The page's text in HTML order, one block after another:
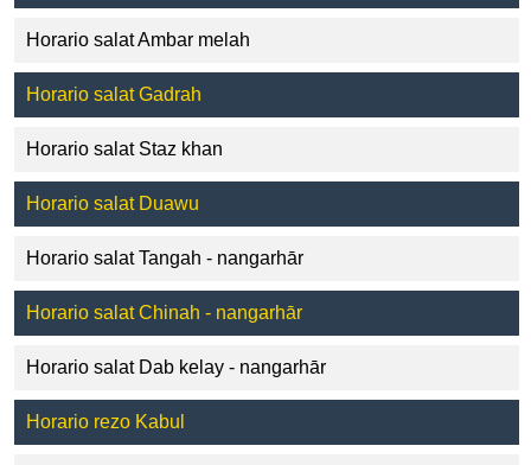
Horario salat Ambar melah
Horario salat Gadrah
Horario salat Staz khan
Horario salat Duawu
Horario salat Tangah - nangarhār
Horario salat Chinah - nangarhār
Horario salat Dab kelay - nangarhār
Horario rezo Kabul